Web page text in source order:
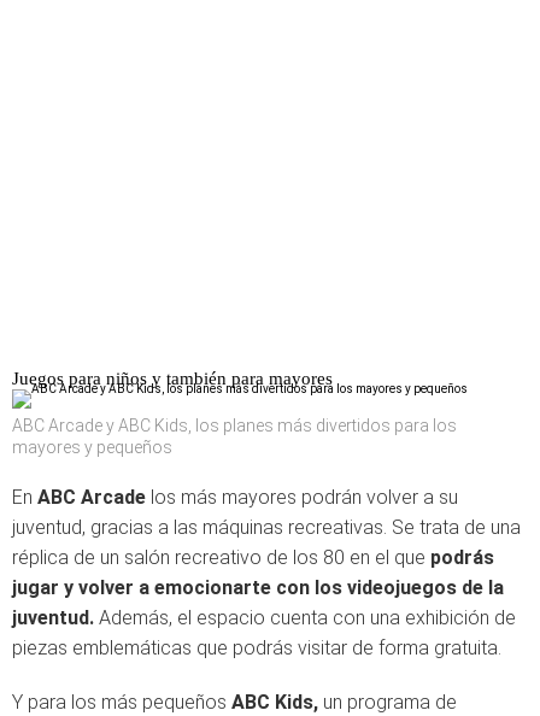
Juegos para niños y también para mayores
ABC Arcade y ABC Kids, los planes más divertidos para los
mayores y pequeños
En ABC Arcade los más mayores podrán volver a su
juventud, gracias a las máquinas recreativas. Se trata de una
réplica de un salón recreativo de los 80 en el que podrás
jugar y volver a emocionarte con los videojuegos de la
juventud. Además, el espacio cuenta con una exhibición de
piezas emblemáticas que podrás visitar de forma gratuita.
Y para los más pequeños ABC Kids, un programa de